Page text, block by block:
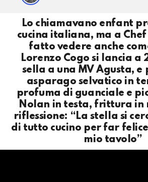
Lo chiamavano enfant
cucina italiana, ma a Chef
fatto vedere anche
Lorenzo Cogo si lancia a
sella a una MV Agusta, e
asparago selvatico in
profuma di guanciale e
Nolan in testa, frittura in
riflessione: “La stella si
di tutto cucino per far felice
mio tavolo”